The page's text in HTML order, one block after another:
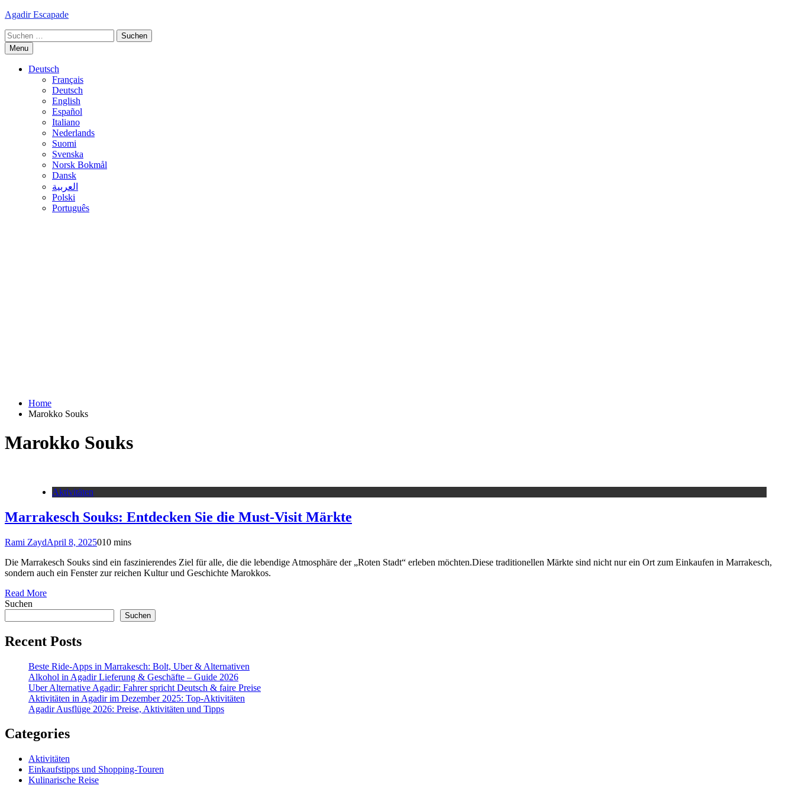
Skip
content
Agadir Escapade
Suche
nach:
Menu
Deutsch
Français
Deutsch
English
Español
Italiano
Nederlands
Suomi
Svenska
Norsk Bokmål
Dansk
العربية
Polski
Português
Home
Marokko Souks
Marokko Souks
Aktivitäten
Marrakesch Souks: Entdecken Sie die Must-Visit Märkte
Rami ZaydApril 8, 2025010 mins
Die Marrakesch Souks sind ein faszinierendes Ziel für alle, die die lebendige Atmosphäre der „Roten Stadt“ erleben möchten.Diese traditionellen Märkte sind nicht nur ein Ort zum Einkaufen in Marrakesch,
sondern auch ein Fenster zur reichen Kultur und Geschichte Marokkos.
Read More
Suchen
Suchen
Recent Posts
Beste Ride-Apps in Marrakesch: Bolt, Uber & Alternativen
Alkohol in Agadir Lieferung & Geschäfte – Guide 2026
Uber Alternative Agadir: Fahrer spricht Deutsch & faire Preise
Aktivitäten in Agadir im Dezember 2025: Top‑Aktivitäten
Agadir Ausflüge 2026: Preise, Aktivitäten und Tipps
Categories
Aktivitäten
Einkaufstipps und Shopping-Touren
Kulinarische Reise